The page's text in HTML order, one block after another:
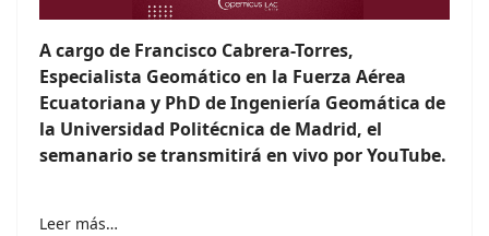
A cargo de Francisco Cabrera-Torres,
Especialista Geomático en la Fuerza Aérea
Ecuatoriana y PhD de Ingeniería Geomática de
la Universidad Politécnica de Madrid, el
semanario se transmitirá en vivo por YouTube.
Leer más…